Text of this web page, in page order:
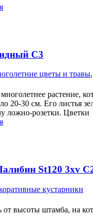
С3
цветы и травы,
растение,
20-30 см. Его листья
ложно-розетки. Цветки
St120 3xv
кустарники
от высоты штамба, на